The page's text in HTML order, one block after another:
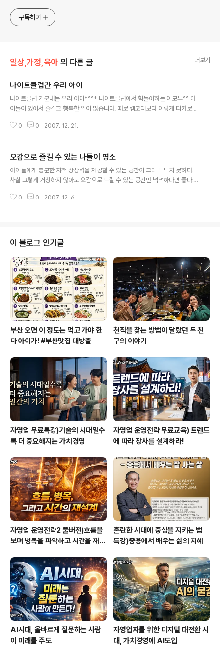
고픈 커리어코치, 유튜브: 정교수의 인생수업
구독하기
일상,가정,육아 의 다른 글 더보기
나이트클럽간 우리 아이
나이트클럽 기분내는 우리 아이*^^* 나이트클럽에서 힘들어하는 이모부^^ 아
이들이 있어서 즐겁고 행복한 일이 많습니다. 때로 캠코더보다 이렇게 디카로
깐 안타깝습니다^^ 2007년 구정설, 외할머니댁에서... 일산의 따뜻한 카리스
0 0 2007. 12. 21.
오감으로 즐길 수 있는 나들이 명소
아이들에게 충분한 지적 상상력을 제공할 수 있는 공간이 그리 넉넉치 못하다.
사실 그렇게 거창하지 않아도 오감으로 느낄 수 있는 공간만 넉넉하다면 좋다.
베스트를 옮겨본다. 엄마랑 아이랑 오감 충전 나들이 명소 베스트 무더운 여름,
있어?’ 싶겠지만 피크닉 명소, 찾아보면 있다. 그것도 아주 가까이에. 엄마들 사
이에서 입소문 자자한 ‘저비용 고효율’의 가족 피크닉 명소 베스트 오브 베스트.
노는..
0 0 2007. 12. 6.
이 블로그 인기글
부산 오면 이 정도는 먹고 가야 한
다 아이가! #부산맛집 대방출
천직을 찾는 방법이 달랐던 두 친
구의 이야기
자영업 무료특강)기술의 시대일수
록 더 중요해지는 가치경영
자영업 운영전략 무료교육) 트렌드
에 따라 장사를 설계하라!
자영업 운영전략2 풀버전)흐름을
보며 병목을 파악하고 시간을 재설
혼란한 시대에 중심을 지키는 법
특강)중용에서 배우는 삶의 지혜
AI시대, 올바르게 질문하는 사람
이 미래를 주도
자영업자를 위한 디지털 대전환 시
대, 가치경영에 AI도입